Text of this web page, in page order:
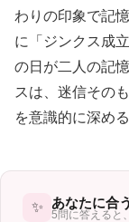
わりの印象で記
に「ジンクス成
の日が二人の記
スは、迷信その
を意識的に深め
✨ あなたに合
5問に答えると